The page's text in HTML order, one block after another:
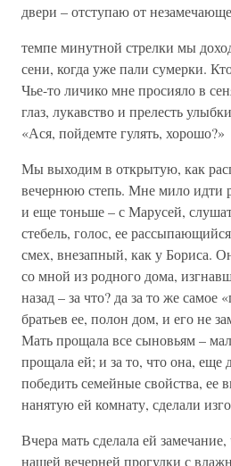
двери – отступаю от
темпе минутной стрелки мы
сени, когда уже пали сумерки.
Чье-то личико мне просияло в
глаз, лукавство и прелесть
«Ася, пойдемте гулять, хорошо?»
Мы выходим в открытую, как
вечернюю степь. Мне мило идти
и еще тоньше – с Марусей,
стебель, голос, ее
смех, внезапный, как у Бориса.
со мной из родного дома,
назад – за что? да за то же самое
братьев ее, полон дом, и его не
Мать прощала все сыновьям –
прощала ей; и за то, что она, еще
победить семейные свойства, ее
нанятую ей комнату, сделали
Вчера мать сделала ей
нашей вечерней прогулки с